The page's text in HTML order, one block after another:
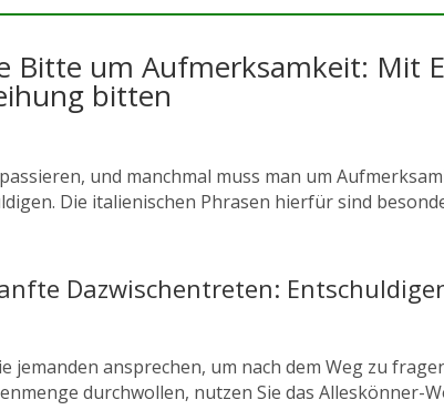
Bitte um Aufmerksamkeit: Mit
bitten
und manchmal muss man um
Die italienischen Phrasen hierfür sind
Dazwischentreten:
jemanden ansprechen, um nach dem Weg zu
durchwollen, nutzen Sie das Alleskönner-